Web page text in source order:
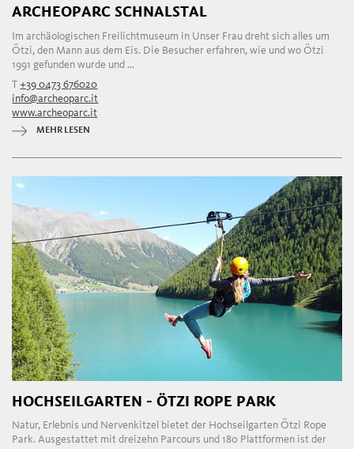
ARCHEOPARC SCHNALSTAL
Im archäologischen Freilichtmuseum in Unser Frau dreht sich alles um
Ötzi, den Mann aus dem Eis. Die Besucher erfahren, wie und wo Ötzi
1991 gefunden wurde und ...
T+39 0473 676020
info@archeoparc.it
www.archeoparc.it
MEHR LESEN
HOCHSEILGARTEN - ÖTZI ROPE PARK
Natur, Erlebnis und Nervenkitzel bietet der Hochseilgarten Ötzi Rope
Park. Ausgestattet mit dreizehn Parcours und 180 Plattformen ist der